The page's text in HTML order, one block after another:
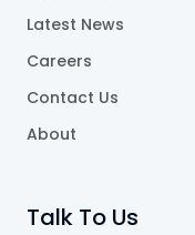
Latest News
Careers
Contact Us
About
Talk To Us